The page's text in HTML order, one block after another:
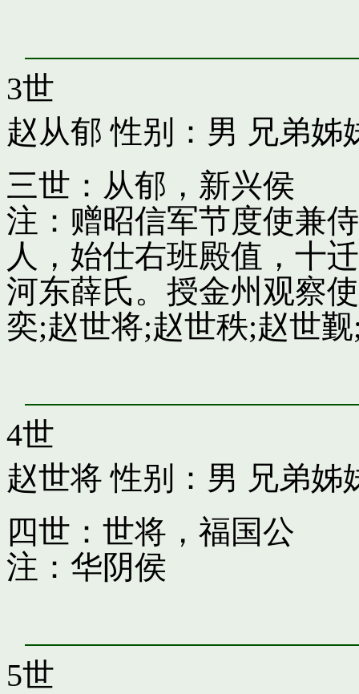
3世
赵从郁 性别：男 兄弟姊
三世：从郁，新兴侯
注：赠昭信军节度使兼
人，始仕右班殿值，十
河东薛氏。授金州观察
奕;赵世将;赵世秩;赵世
4世
赵世将 性别：男 兄弟姊
四世：世将，福国公
注：华阴侯
5世